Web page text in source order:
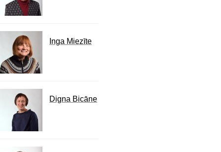
Inga Miezīte
Digna Bicāne